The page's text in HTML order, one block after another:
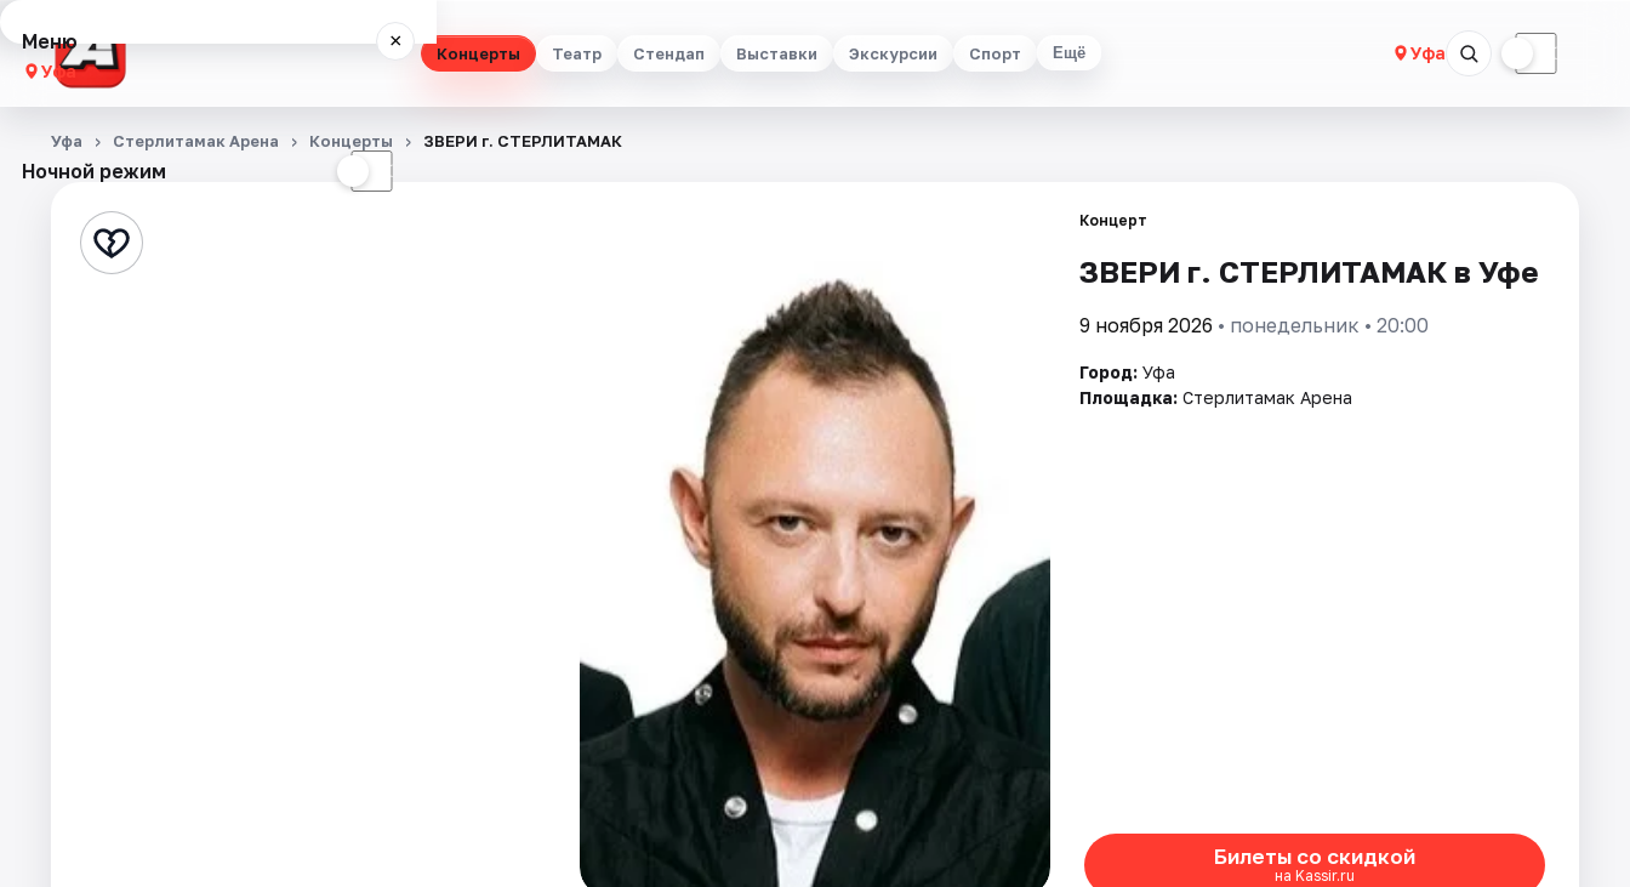
Концерты Театр Стендап Выставки Экскурсии Спорт Ещё Уфа ☾
Меню ×
Уфа
Концерты
Стендап
Ночной режим ☾
Уфа Стерлитамак Арена Концерты ЗВЕРИ г. СТЕРЛИТАМАК
Концерт
ЗВЕРИ г. СТЕРЛИТАМАК в Уфе
9 ноября 2026 • понедельник • 20:00
Город: Уфа
Площадка: Стерлитамак Арена
Билеты со скидкой
на Kassir.ru